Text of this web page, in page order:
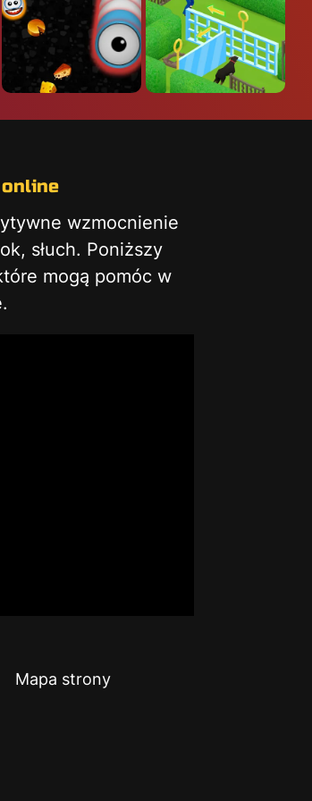
wzmocnienie
słuch. Poniższy
mogą pomóc w
Mapa strony